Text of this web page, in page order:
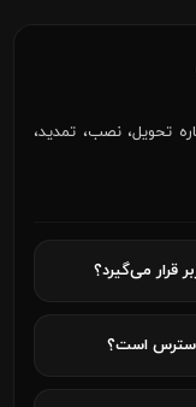
تحویل، نصب، تمدید،
قرار می‌گیرد؟
دسترس است؟